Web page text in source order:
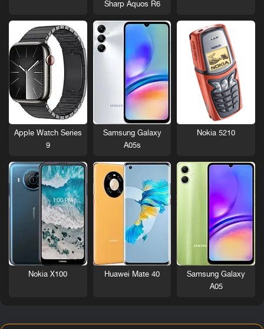
Sharp Aquos R6
Nokia 5210
Samsung Galaxy
A05s
Apple Watch Series
9
Samsung Galaxy
A05
Huawei Mate 40
Nokia X100